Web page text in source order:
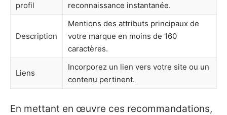
profil
reconnaissance instantanée.
Description
Mentions des attributs principaux de
votre marque en moins de 160
caractères.
Liens
Incorporez un lien vers votre site ou un
contenu pertinent.
En mettant en œuvre ces recommandations,